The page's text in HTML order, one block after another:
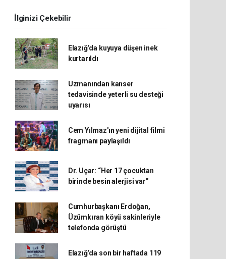
İlginizi Çekebilir
Elazığ’da kuyuya düşen inek
kurtarıldı
Uzmanından kanser
tedavisinde yeterli su desteği
uyarısı
Cem Yılmaz'ın yeni dijital filmi
fragmanı paylaşıldı
Dr. Uçar: “Her 17 çocuktan
birinde besin alerjisi var”
Cumhurbaşkanı Erdoğan,
Üzümkıran köyü sakinleriyle
telefonda görüştü
Elazığ’da son bir haftada 119